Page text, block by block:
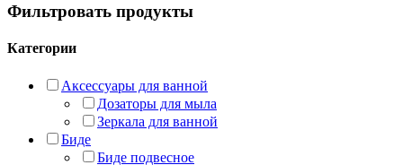
Фильтровать продукты
Категории
Аксессуары для ванной
Дозаторы для мыла
Зеркала для ванной
Биде
Биде подвесное